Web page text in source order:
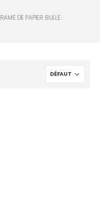
RAME DE PAPIER BULLE